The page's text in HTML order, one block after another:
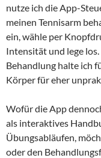
nutze ich die App-
meinen Tennisarm
ein, wähle per
Intensität und lege
Behandlung halte ich
Körper für eher
Wofür die App
als interaktives
Übungsabläufen,
oder den